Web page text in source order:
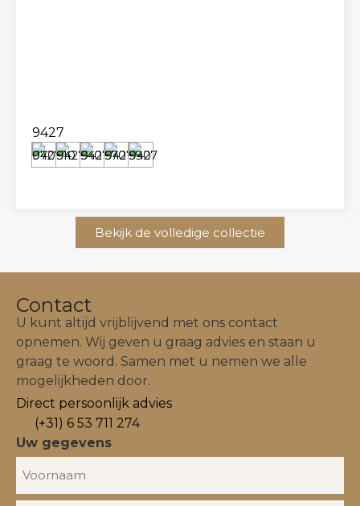
9427
Bekijk de volledige collectie
Contact
U kunt altijd vrijblijvend met ons contact
opnemen. Wij geven u graag advies en staan u
graag te woord. Samen met u nemen we alle
mogelijkheden door.
Direct persoonlijk advies
(+31) 6 53 711 274
Uw gegevens